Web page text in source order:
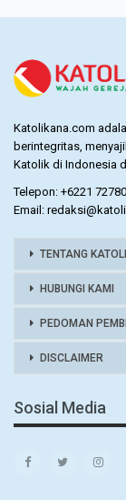
Katolikana.com
berintegritas,
Katolik di Indonesia
Telepon: +6221
Email:
TENTANG
HUBUNGI KAMI
PEDOMAN
DISCLAIMER
Sosial Media